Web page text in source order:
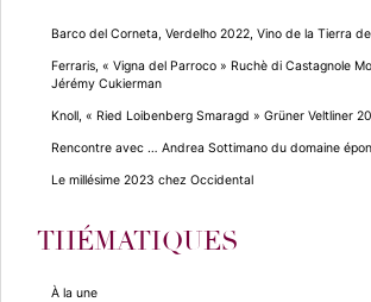
Barco del Corneta, Verdelho 2022, Vino de la Tierra
Ferraris, « Vigna del Parroco » Ruchè di Castagnole
Jérémy Cukierman
Knoll, « Ried Loibenberg Smaragd » Grüner Veltliner
Rencontre avec … Andrea Sottimano du domaine
Le millésime 2023 chez Occidental
THÉMATIQUES
À la une